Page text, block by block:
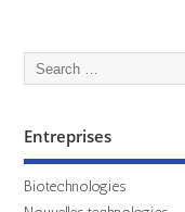
Entreprises
Biotechnologies